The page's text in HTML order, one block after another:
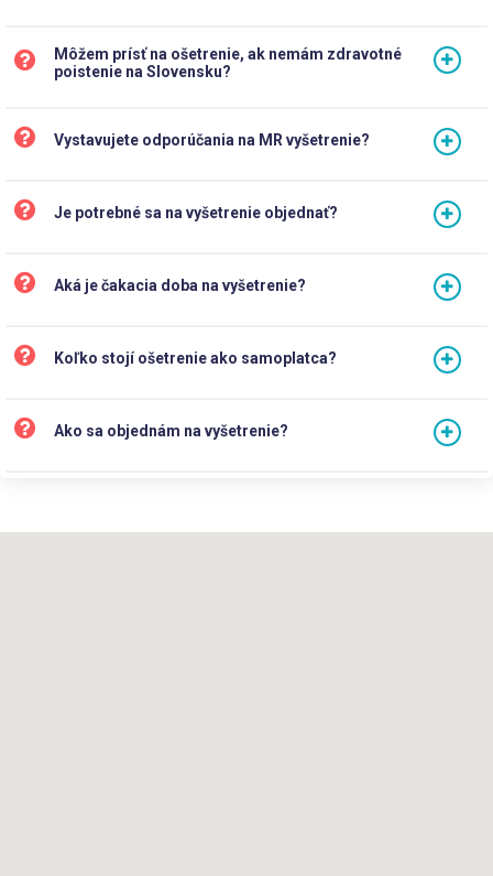
Môžem prísť na ošetrenie, ak nemám zdravotné
poistenie na Slovensku?
Vystavujete odporúčania na MR vyšetrenie?
Je potrebné sa na vyšetrenie objednať?
Aká je čakacia doba na vyšetrenie?
Koľko stojí ošetrenie ako samoplatca?
Ako sa objednám na vyšetrenie?